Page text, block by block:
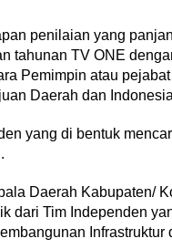
penilaian yang
tahunan TV ONE
Pemimpin atau
Daerah dan
yang di bentuk
Daerah Kabupaten/
dari Tim Independen
Infrastruktur